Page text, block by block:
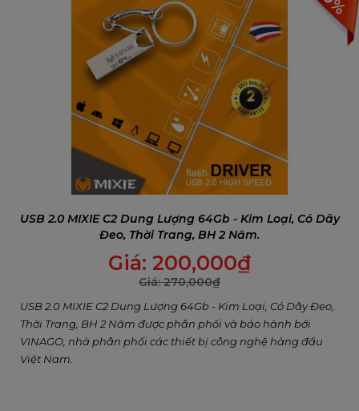
USB 2.0 MIXIE C2 Dung Lượng 64Gb - Kim Loại, Có Dây
Đeo, Thời Trang, BH 2 Năm.
Giá: 200,000₫
Giá:270,000₫
USB 2.0 MIXIE C2 Dung Lượng 64Gb - Kim Loại, Có Dây Đeo,
Thời Trang, BH 2 Năm được phân phối và bảo hành bới
VINAGO, nhà phân phối các thiết bị công nghệ hàng đầu
Việt Nam.